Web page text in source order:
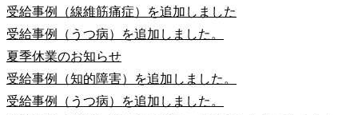
受給事例（線維筋痛症）を追加しました
受給事例（うつ病）を追加しました。
夏季休業のお知らせ
受給事例（知的障害）を追加しました。
受給事例（うつ病）を追加しました。